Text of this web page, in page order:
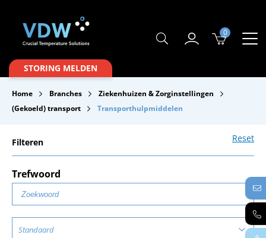
Producten
Branches
Merken
Service & Onderhoud
Contact
Downloads
0
STORING MELDEN
Home Branches
Ziekenhuizen & Zorginstellingen
(Gekoeld) transport
Transporthulpmiddelen
Filteren
Trefwoord
Reset
Standaard